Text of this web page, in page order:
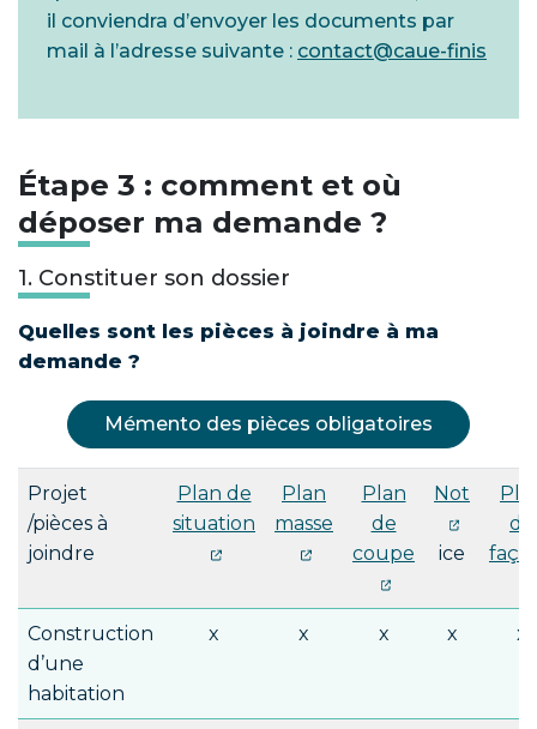
il conviendra d’envoyer les documents par
mail à l’adresse suivante : contact@caue-finis
Étape 3 : comment et où
déposer ma demande ?
1. Constituer son dossier
Quelles sont les pièces à joindre à ma
demande ?
Mémento des pièces obligatoires
Projet
/pièces à
joindre
Plan de
situation
Plan
masse
Plan
de
coupe
Not
ice
de
Construction
d’une
habitation
x x x x x